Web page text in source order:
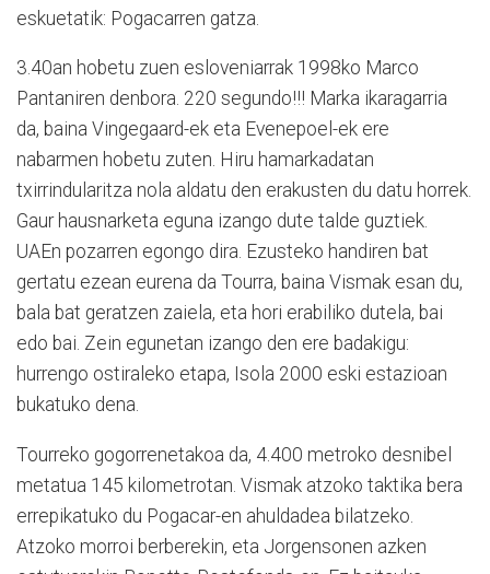
eskuetatik: Pogacarren gatza.
3.40an hobetu zuen esloveniarrak 1998ko Marco
Pantaniren denbora. 220 segundo!!! Marka ikaragarria
da, baina Vingegaard-ek eta Evenepoel-ek ere
nabarmen hobetu zuten. Hiru hamarkadatan
txirrindularitza nola aldatu den erakusten du datu horrek.
Gaur hausnarketa eguna izango dute talde guztiek.
UAEn pozarren egongo dira. Ezusteko handiren bat
gertatu ezean eurena da Tourra, baina Vismak esan du,
bala bat geratzen zaiela, eta hori erabiliko dutela, bai
edo bai. Zein egunetan izango den ere badakigu:
hurrengo ostiraleko etapa, Isola 2000 eski estazioan
bukatuko dena.
Tourreko gogorrenetakoa da, 4.400 metroko desnibel
metatua 145 kilometrotan. Vismak atzoko taktika bera
errepikatuko du Pogacar-en ahuldadea bilatzeko.
Atzoko morroi berberekin, eta Jorgensonen azken